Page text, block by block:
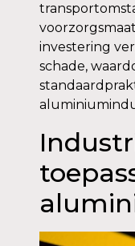
investering
schade,